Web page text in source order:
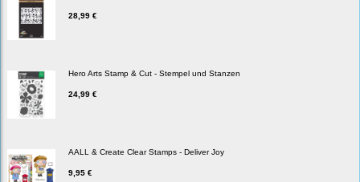
28,99 €
Hero Arts Stamp & Cut - Stempel und Stanzen
24,99 €
AALL & Create Clear Stamps - Deliver Joy
9,95 €